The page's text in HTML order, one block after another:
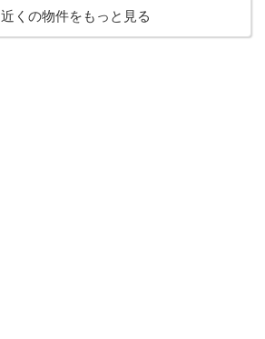
近くの物件をもっと見る